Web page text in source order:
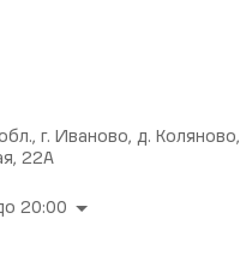
г. Иваново, д. Коляново,
22А
20:00